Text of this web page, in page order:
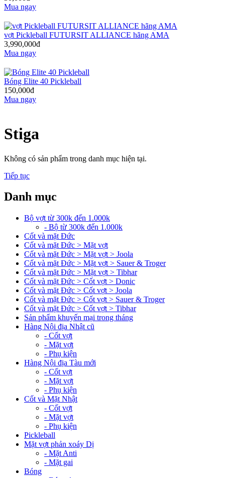
Mua ngay
vợt Pickleball FUTURSIT ALLIANCE hãng AMA
3,990,000đ
Mua ngay
Bóng Elite 40 Pickleball
150,000đ
Mua ngay
Stiga
Không có sản phẩm trong danh mục hiện tại.
Tiếp tục
Danh mục
Bộ vợt từ 300k đến 1.000k
- Bộ từ 300k đến 1.000k
Cốt và mặt Đức
Cốt và mặt Đức > Mặt vợt
Cốt và mặt Đức > Mặt vợt > Joola
Cốt và mặt Đức > Mặt vợt > Sauer & Troger
Cốt và mặt Đức > Mặt vợt > Tibhar
Cốt và mặt Đức > Cốt vợt > Donic
Cốt và mặt Đức > Cốt vợt > Joola
Cốt và mặt Đức > Cốt vợt > Sauer & Troger
Cốt và mặt Đức > Cốt vợt > Tibhar
Sản phẩm khuyến mại trong tháng
Hàng Nội địa Nhật cũ
- Cốt vợt
- Mặt vợt
- Phụ kiện
Hàng Nội địa Tàu mới
- Cốt vợt
- Mặt vợt
- Phụ kiện
Cốt và Mặt Nhật
- Cốt vợt
- Mặt vợt
- Phụ kiện
Pickleball
Mặt vợt phản xoáy Dị
- Mặt Anti
- Mặt gai
Bóng